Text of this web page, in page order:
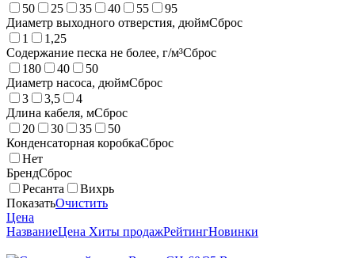
50
25 35 40 55
95
Диаметр выходного отверстия, дюймСброс
1
1,25
Содержание песка не более, г/м³Сброс
180
40
50
Диаметр насоса, дюймСброс
3
3,5
4
Длина кабеля, мСброс
20
30 35
50
Конденсаторная коробкаСброс
Нет
БрендСброс
Ресанта
Вихрь
ПоказатьОчистить
Цена
НазваниеЦена Хиты продажРейтингНовинки